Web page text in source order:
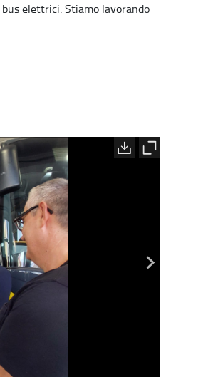
elettrici. Stiamo lavorando